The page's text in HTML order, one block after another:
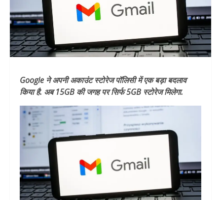
Google ने अपनी अकाउंट स्टोरेज पॉलिसी में एक बड़ा बदलाव
किया है. अब 15GB की जगह पर सिर्फ 5GB स्टोरेज मिलेगा.